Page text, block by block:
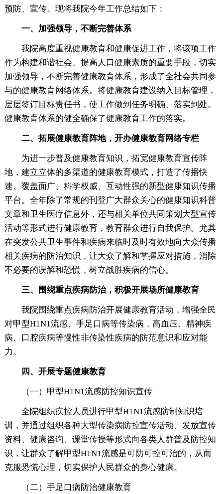
预防、宣传。现将我院今年工作总结如下：
一、加强领导，不断完善体系
我院高度重视健康教育和健康促进工作，将该项工作
作为构建和谐社会、提高人口健康素质的重要手段，切实
加强领导，不断完善健康教育体系，形成了全社会共同参
与的健康教育网络体系。将健康教育建设纳入目标管理，
层层签订目标责任书，使工作做到任务明确、落实到处。
健康教育体系的健全确保了健康教育工作的落实。
二、拓展健康教育阵地，开办健康教育网络专栏
为进一步普及健康教育知识，拓宽健康教育宣传阵
地，建立立体的多渠道的健康教育模式，打造了传播快
速、覆盖面广、科学权威、互动性强的新型健康知识传播
平台。全年除了常规的刊登广大群众关心的健康知识科普
文章和卫生医疗信息外，还与相关单位共同策划大型宣传
活动等形式进行健康教育，教育群众进行自我保护。尤其
在突发公共卫生事件和疾病来临时及时有效地向大众传播
相关疾病的防治知识，让大众了解和掌握应对措施，消除
不必要的误解和恐慌，树立战胜疾病的信心。
三、围绕重点疾病防治，积极开展场所健康教育
我院围绕重点疾病防治开展健康教育活动，增强全民
对甲型H1N1流感、手足口病等传染病，高血压、精神疾
病、口腔疾病等慢性非传染性疾病的防范意识和应对能
力。
四、开展专题健康教育
（一）甲型H1N1流感防控知识宣传
全院组织疾控人员进行甲型H1N1流感防制知识培
训，并通过组织各种大型传染病防控宣传活动、发放宣传
资料、健康咨询、课堂传授等形式向各类人群普及防控知
识，让群众了解甲型H1N1流感是可防可控可治的，从而
克服恐慌心理，切实保护人民群众的身心健康。
（二）手足口病防治健康教育